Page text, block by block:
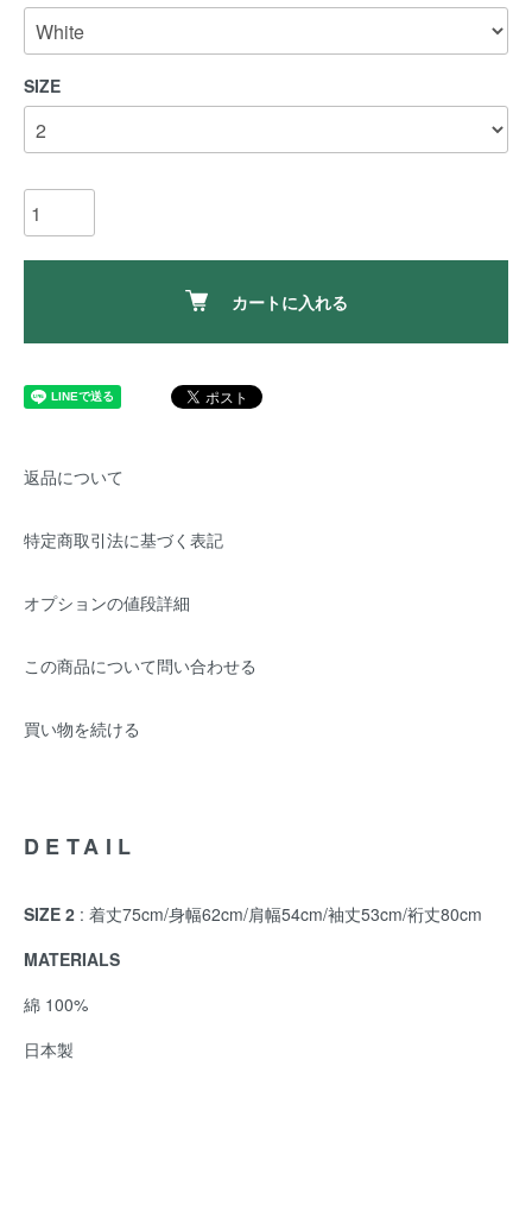
SIZE
カートに入れる
返品について
特定商取引法に基づく表記
オプションの値段詳細
この商品について問い合わせる
買い物を続ける
DETAIL
SIZE 2 : 着丈75cm/身幅62cm/肩幅54cm/袖丈53cm/裄丈80cm
MATERIALS
綿 100%
日本製